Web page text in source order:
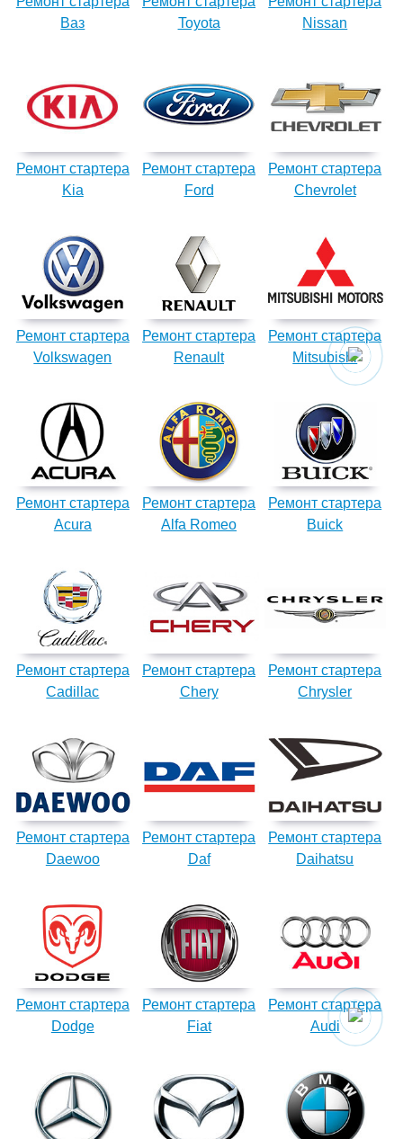
Ваз
Toyota
Nissan
Ремонт стартера
Kia
Ремонт стартера
Ford
Ремонт стартера
Chevrolet
Ремонт стартера
Volkswagen
Ремонт стартера
Renault
Ремонт стартера
Mitsubishi
Ремонт стартера
Acura
Ремонт стартера
Alfa Romeo
Ремонт стартера
Buick
Ремонт стартера
Cadillac
Ремонт стартера
Chery
Ремонт стартера
Chrysler
Ремонт стартера
Daewoo
Ремонт стартера
Daf
Ремонт стартера
Daihatsu
Ремонт стартера
Dodge
Ремонт стартера
Fiat
Ремонт стартера
Audi